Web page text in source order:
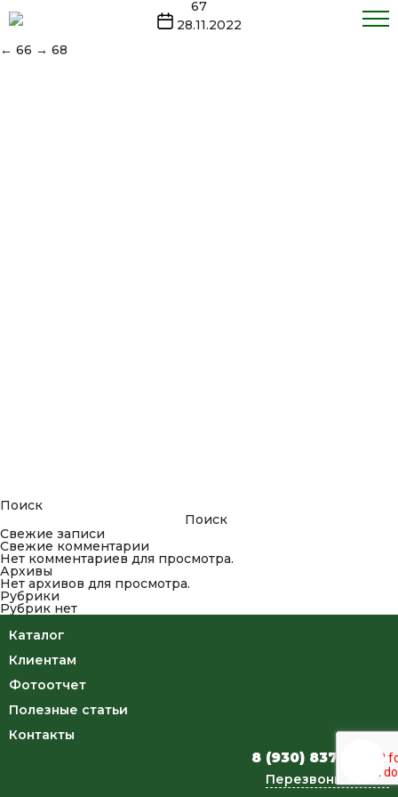
содержимому
67
Дата
записи
28.11.2022
← 66 → 68
Поиск
Поиск
Свежие записи
Свежие комментарии
Нет комментариев для просмотра.
Архивы
Нет архивов для просмотра.
Рубрики
Рубрик нет
Каталог
Клиентам
Фотоотчет
Полезные статьи
Контакты
8 (930) 837-34-46
Перезвоните мне